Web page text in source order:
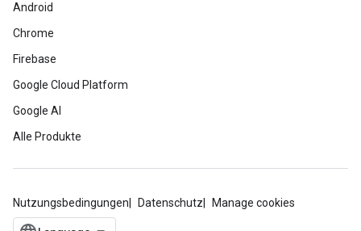
Android
Chrome
Firebase
Google Cloud Platform
Google AI
Alle Produkte
Nutzungsbedingungen Datenschutz Manage cookies